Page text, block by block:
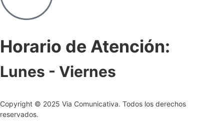
Horario de Atención:
Lunes - Viernes
Copyright © 2025 Via Comunicativa. Todos los derechos
reservados.